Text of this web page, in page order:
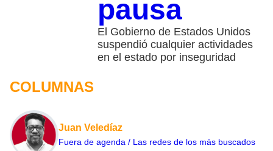
pausa
El Gobierno de Estados Unidos
suspendió cualquier actividades
en el estado por inseguridad
COLUMNAS
Juan Veledíaz
Fuera de agenda / Las redes de los más buscados